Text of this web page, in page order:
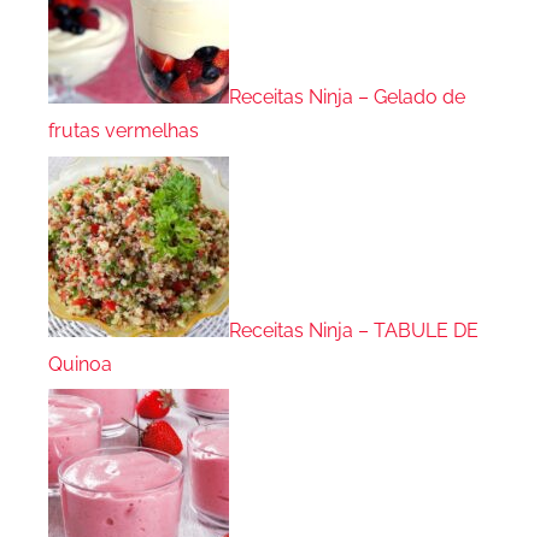
Receitas Ninja – Gelado de
frutas vermelhas
Receitas Ninja – TABULE DE
Quinoa